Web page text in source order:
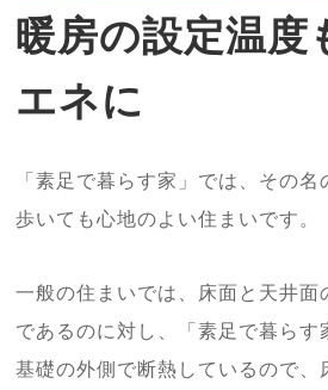
暖房の設定温度
エネに
「素足で暮らす家」では、その
歩いても心地のよい住まいです。
一般の住まいでは、床面と天井
であるのに対し、「素足で暮らす
基礎の外側で断熱しているので、